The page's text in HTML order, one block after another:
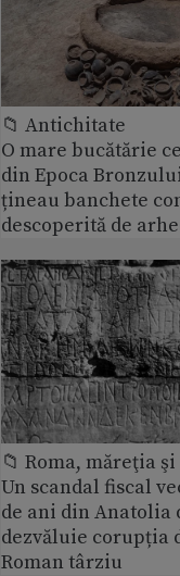
📁 Antichitate
O mare bucătărie
din Epoca
țineau banchete
descoperită de
📁 Roma, măreţia
Un scandal fiscal
de ani din Anatolia
dezvăluie corupția
Roman târziu